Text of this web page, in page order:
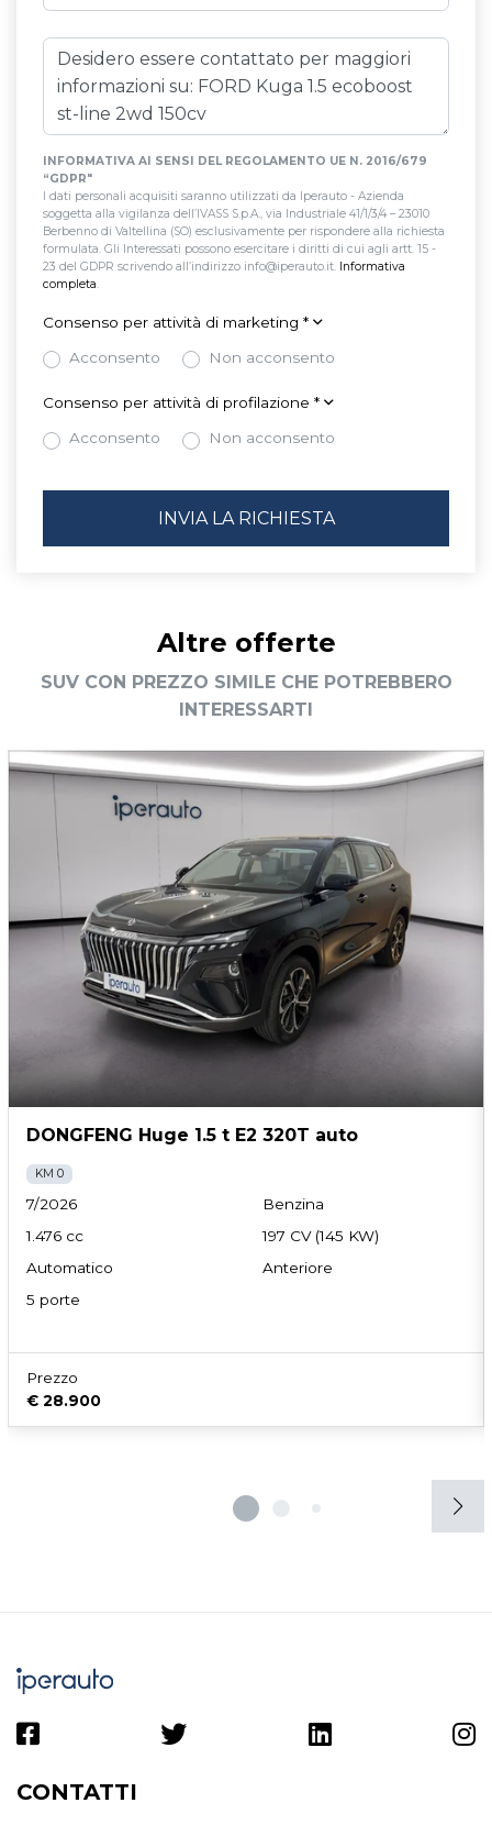
INFORMATIVA AI SENSI DEL REGOLAMENTO UE N. 2016/679
“GDPR"
I dati personali acquisiti saranno utilizzati da Iperauto - Azienda
soggetta alla vigilanza dell’IVASS S.p.A., via Industriale 41/1/3/4 – 23010
Berbenno di Valtellina (SO) esclusivamente per rispondere alla richiesta
formulata. Gli Interessati possono esercitare i diritti di cui agli artt. 15 -
23 del GDPR scrivendo all’indirizzo info@iperauto.it. Informativa
completa.
Consenso per attività di marketing *
Acconsento
Non acconsento
Consenso per attività di profilazione *
Acconsento
Non acconsento
Altre offerte
SUV CON PREZZO SIMILE CHE POTREBBERO
INTERESSARTI
DONGFENG Huge 1.5 t E2 320T auto
KM 0
7/2026
Benzina
1.476 cc
197 CV (145 KW)
Automatico
Anteriore
5 porte
Prezzo
€ 28.900
CONTATTI